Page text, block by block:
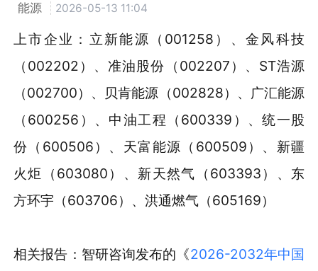
能源 2026-05-13 11:04
上市企业：立新能源（001258）、金风科技
（002202）、准油股份（002207）、ST浩源
（002700）、贝肯能源（002828）、广汇能源
（600256）、中油工程（600339）、统一股
份（600506）、天富能源（600509）、新疆
火炬（603080）、新天然气（603393）、东
方环宇（603706）、洪通燃气（605169）
相关报告：智研咨询发布的《2026-2032年中国